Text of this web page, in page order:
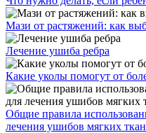
Мази от растяжений: как
Лечение ушиба ребра
Какие уколы помогут от
Общие правила
лечения ушибов мягких